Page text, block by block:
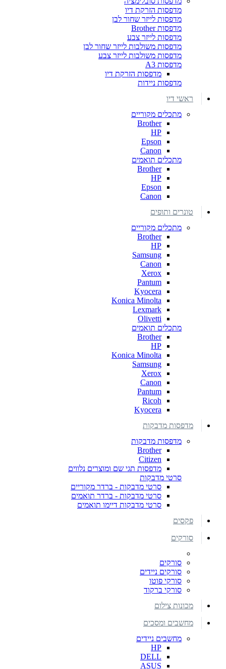
מדפסות הזרקת דיו
מדפסות לייזר שחור לבן
מדפסות Brother
מדפסות לייזר צבע
מדפסות משולבות לייזר שחור לבן
מדפסות משולבות לייזר צבע
מדפסות A3
מדפסות הזרקת דיו
מדפסות ניידות
ראשי דיו
מתכלים מקוריים
Brother
HP
Epson
Canon
מתכלים תואמים
Brother
HP
Epson
Canon
טונרים ותופים
מתכלים מקוריים
Brother
HP
Samsung
Canon
Xerox
Pantum
Kyocera
Konica Minolta
Lexmark
Olivetti
מתכלים תואמים
Brother
HP
Konica Minolta
Samsung
Xerox
Canon
Pantum
Ricoh
Kyocera
מדפסות מדבקות
מדפסות מדבקות
Brother
Citizen
מדפסות תגי שם ומוצרים נלווים
סרטי מדבקות
סרטי מדבקות - ברדר מקוריים
סרטי מדבקות - ברדר תואמים
סרטי מדבקות דיימו תואמים
פקסים
סורקים
סורקים
סורקים ניידים
סורקי פוטו
סורקי ברקוד
מכונות צילום
מחשבים ומסכים
מחשבים ניידים
HP
DELL
ASUS